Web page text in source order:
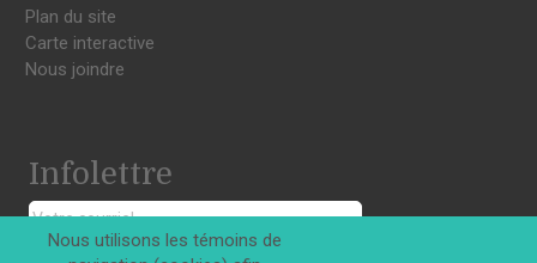
Plan du site
Carte interactive
Nous joindre
Infolettre
Nous utilisons les témoins de